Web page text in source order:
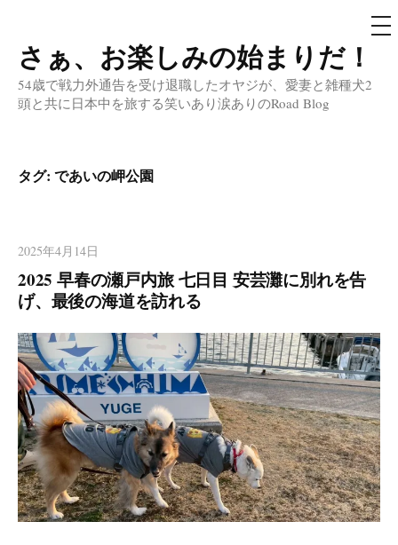
コ
ン
テ
へ
ッ
さぁ、お楽しみの始まりだ！
54歳で戦力外通告を受け退職したオヤジが、愛妻と雑種犬2
頭と共に日本中を旅する笑いあり涙ありのRoad Blog
メ
ニ
タグ: であいの岬公園
2025年4月14日
2025 早春の瀬戸内旅 七日目 安芸灘に別れを告
げ、最後の海道を訪れる